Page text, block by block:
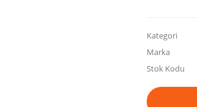
Kategori
Marka
Stok Kodu